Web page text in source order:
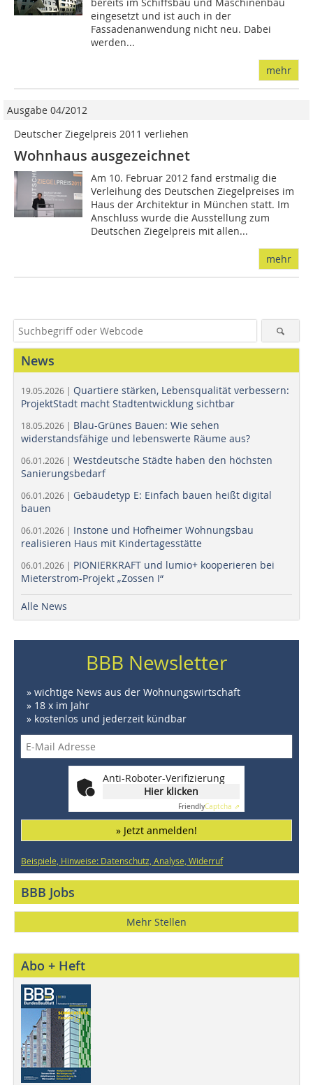
bereits im Schiffsbau und Maschinenbau
eingesetzt und ist auch in der
Fassadenanwendung nicht neu. Dabei
werden...
mehr
Ausgabe 04/2012
Deutscher Ziegelpreis 2011 verliehen
Wohnhaus ausgezeichnet
Am 10. Februar 2012 fand erstmalig die
Verleihung des Deutschen Ziegelpreises im
Haus der Architektur in München statt. Im
An­­schluss wurde die Ausstellung zum
Deutschen Ziegelpreis mit allen...
mehr
News
19.05.2026 | Quartiere stärken, Lebensqualität verbessern:
ProjektStadt macht Stadtentwicklung sichtbar
18.05.2026 | Blau-Grünes Bauen: Wie sehen
widerstandsfähige und lebenswerte Räume aus?
06.01.2026 | Westdeutsche Städte haben den höchsten
Sanierungsbedarf
06.01.2026 | Gebäudetyp E: Einfach bauen heißt digital
bauen
06.01.2026 | Instone und Hofheimer Wohnungsbau
realisieren Haus mit Kindertagesstätte
06.01.2026 | PIONIERKRAFT und lumio+ kooperieren bei
Mieterstrom-Projekt „Zossen I“
Alle News
BBB Newsletter
» wichtige News aus der Wohnungswirtschaft
» 18 x im Jahr
» kostenlos und jederzeit kündbar
Anti-Roboter-Verifizierung
Hier klicken
FriendlyCaptcha ⇗
» Jetzt anmelden!
Beispiele, Hinweise: Datenschutz, Analyse, Widerruf
BBB Jobs
Mehr Stellen
Abo + Heft